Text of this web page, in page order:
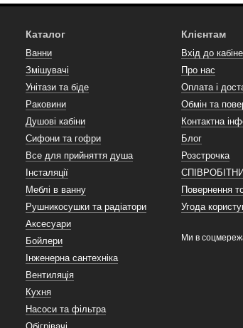
що забезпечує довговічність та безпеку
та надійності, важливо враховувати естетичну
Каталог
Ванни
Змішувачі
Унітази та біде
Раковини
Душові кабіни
Сифони та гофри
Все для прийняття душа
Інсталяції
Меблі в ванну
Рушникосушки та радіатори
Аксесуари
Бойлери
Інженерна сантехніка
Вентиляція
Кухня
Насоси та фільтра
Клієнтам
Вхід до
Про нас
Оплата і
Обмін та
Контактна
Блог
Розстрочка
Повернення
Угода
Ми в